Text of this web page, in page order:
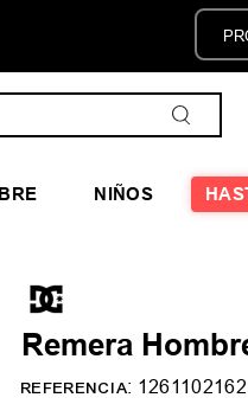
HASTA 6 CUOTAS SIN
NIÑOS
Remera
REFERENCIA: 1261102162